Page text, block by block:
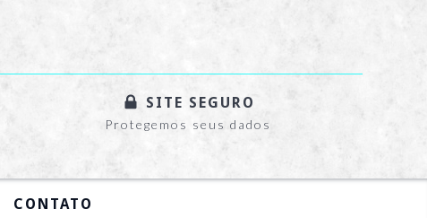
SITE SEGURO
Protegemos seus dados
CONTATO